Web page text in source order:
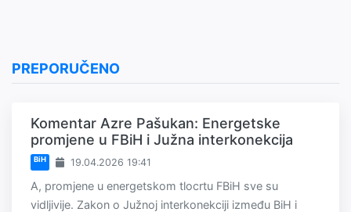
PREPORUČENO
Komentar Azre Pašukan: Energetske
promjene u FBiH i Južna interkonekcija
BiH 19.04.2026 19:41
A, promjene u energetskom tlocrtu FBiH sve su
vidljivije. Zakon o Južnoj interkonekciji između BiH i